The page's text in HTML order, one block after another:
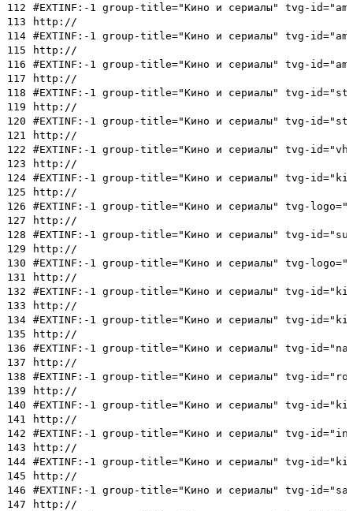
112
#EXTINF:-1 group-title="Кино и сериалы" tvg-
113
http://
114 #EXTINF:-1 group-title="Кино и сериалы" tvg-
115
http://
116
#EXTINF:-1 group-title="Кино и сериалы" tvg-
117
http://
118
#EXTINF:-1 group-title="Кино и сериалы" tvg-
119
http://
120
#EXTINF:-1 group-title="Кино и сериалы" tvg-
121
http://
122
#EXTINF:-1 group-title="Кино и сериалы" tvg-
123
http://
124 #EXTINF:-1 group-title="Кино и сериалы" tvg-
125
http://
126
#EXTINF:-1 group-title="Кино и сериалы" tvg-
127
http://
128
#EXTINF:-1 group-title="Кино и сериалы" tvg-
129
http://
130
#EXTINF:-1 group-title="Кино и сериалы" tvg-
131
http://
132
#EXTINF:-1 group-title="Кино и сериалы" tvg-
133
http://
134 #EXTINF:-1 group-title="Кино и сериалы" tvg-
135
http://
136
#EXTINF:-1 group-title="Кино и сериалы" tvg-
137
http://
138
#EXTINF:-1 group-title="Кино и сериалы" tvg-
139
http://
140
#EXTINF:-1 group-title="Кино и сериалы" tvg-
141
http://
142
#EXTINF:-1 group-title="Кино и сериалы" tvg-
143
http://
144 #EXTINF:-1 group-title="Кино и сериалы" tvg-
145
http://
146
#EXTINF:-1 group-title="Кино и сериалы" tvg-
147
http://